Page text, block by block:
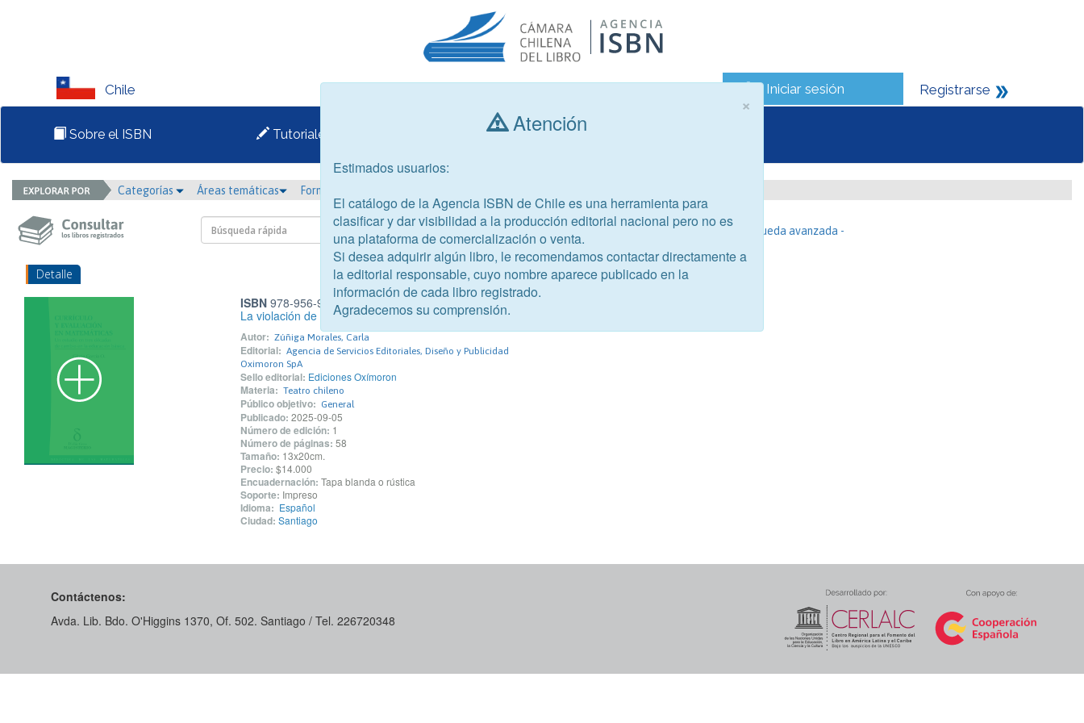
Chile Iniciar sesión Registrarse
Sobre el ISBN Tutoriales Consultar libros
Categorías Áreas temáticas Formato
- Búsqueda avanzada -
Detalle
ISBN978-956-9498-75-6
La violación de una actriz de teatro
Autor: Zúñiga Morales, Carla
Editorial: Agencia de Servicios Editoriales, Diseño y Publicidad
Oximoron SpA
Sello editorial: Ediciones Oxímoron
Materia: Teatro chileno
Público objetivo: General
Publicado: 2025-09-05
Número de edición: 1
Número de páginas: 58
Tamaño: 13x20cm.
Precio: $14.000
Encuadernación: Tapa blanda o rústica
Soporte: Impreso
Idioma: Español
Ciudad: Santiago
Contáctenos:
Avda. Lib. Bdo. O'Higgins 1370, Of. 502. Santiago / Tel. 226720348
×
Atención
Estimados usuarios:
El catálogo de la Agencia ISBN de Chile es una herramienta para
clasificar y dar visibilidad a la producción editorial nacional pero no es
una plataforma de comercialización o venta.
Si desea adquirir algún libro, le recomendamos contactar directamente a
la editorial responsable, cuyo nombre aparece publicado en la
información de cada libro registrado.
Agradecemos su comprensión.